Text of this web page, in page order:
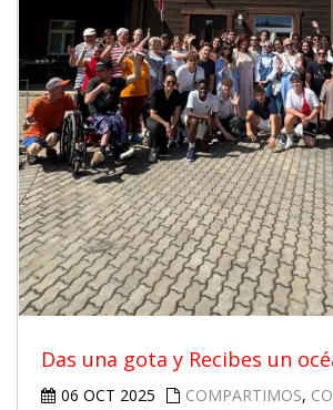
Das una gota y Recibes un
06 OCT 2025 COMPARTIMOS,